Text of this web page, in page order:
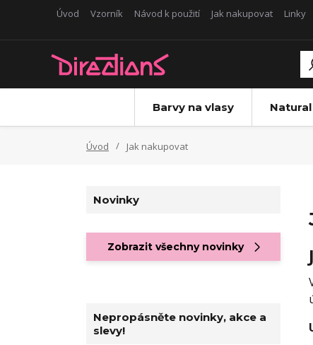
Úvod Vzorník Návod k použití Jak nakupovat Linky
Barvy na vlasy
Úvod Jak nakupovat
Novinky
Zobrazit všechny novinky
Nepropásněte novinky, akce a
slevy!